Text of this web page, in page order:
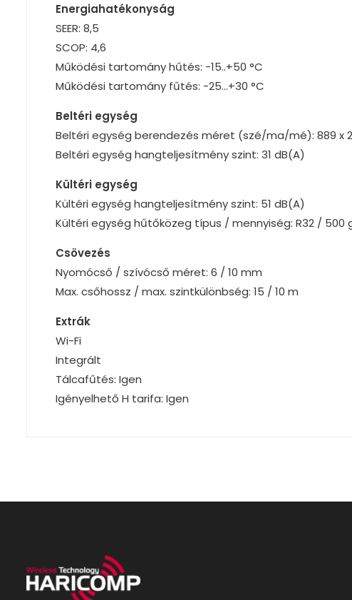
Energiahatékonyság
SEER: 8,5
SCOP: 4,6
Működési tartomány hűtés: -15..+50 °C
Működési tartomány fűtés: -25…+30 °C
Beltéri egység
Beltéri egység berendezés méret (szé/ma/mé): 889 x
Beltéri egység hangteljesítmény szint: 31 dB(A)
Kültéri egység
Kültéri egység hangteljesítmény szint: 51 dB(A)
Kültéri egység hűtőközeg típus / mennyiség: R32 / 500
Csövezés
Nyomócső / szívócső méret: 6 / 10 mm
Max. csőhossz / max. szintkülönbség: 15 / 10 m
Extrák
Wi-Fi
Integrált
Tálcafűtés: Igen
Igényelhető H tarifa: Igen